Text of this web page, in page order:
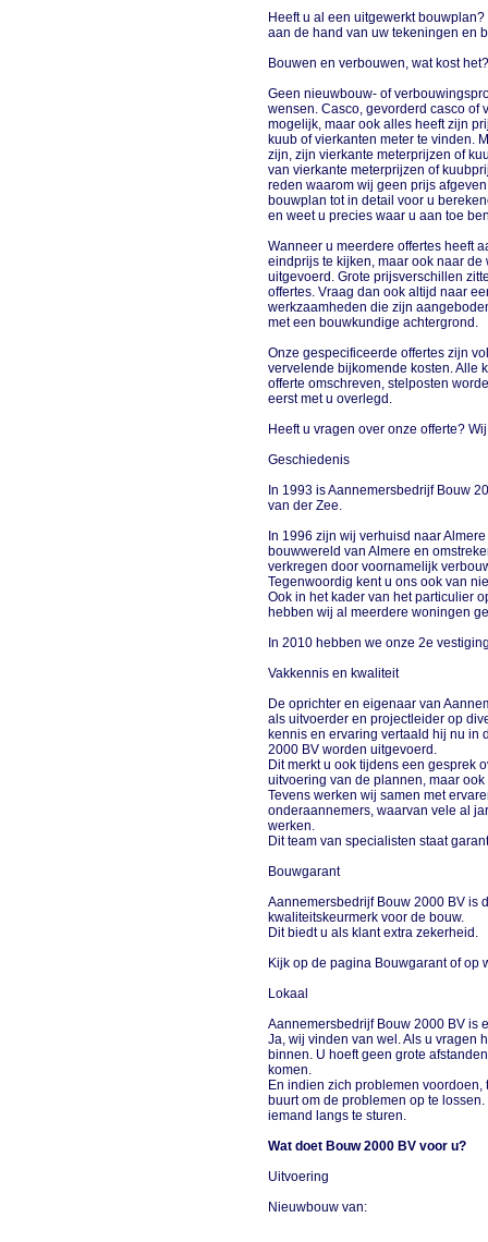
Heeft u al een uitgewerkt
aan de hand van uw tekeningen en
Bouwen en verbouwen, wat kost
Geen nieuwbouw- of
wensen. Casco, gevorderd casco of
mogelijk, maar ook alles heeft zijn
kuub of vierkanten meter te vinden.
zijn, zijn vierkante meterprijzen of
van vierkante meterprijzen of
reden waarom wij geen prijs
bouwplan tot in detail voor u
en weet u precies waar u aan toe
Wanneer u meerdere offertes heeft
eindprijs te kijken, maar ook naar
uitgevoerd. Grote prijsverschillen
offertes. Vraag dan ook altijd naar
werkzaamheden die zijn
met een bouwkundige achtergrond.
Onze gespecificeerde offertes zijn
vervelende bijkomende kosten. Alle
offerte omschreven, stelposten
eerst met u overlegd.
Heeft u vragen over onze offerte?
Geschiedenis
In 1993 is Aannemersbedrijf Bouw
van der Zee.
In 1996 zijn wij verhuisd naar
bouwwereld van Almere en
verkregen door voornamelijk
Tegenwoordig kent u ons ook van
Ook in het kader van het particulier
hebben wij al meerdere woningen
In 2010 hebben we onze 2e
Vakkennis en kwaliteit
De oprichter en eigenaar van
als uitvoerder en projectleider op
kennis en ervaring vertaald hij nu in
2000 BV worden uitgevoerd.
Dit merkt u ook tijdens een gesprek
uitvoering van de plannen, maar
Tevens werken wij samen met
onderaannemers, waarvan vele al
werken.
Dit team van specialisten staat
Bouwgarant
Aannemersbedrijf Bouw 2000 BV is
kwaliteitskeurmerk voor de bouw.
Dit biedt u als klant extra zekerheid.
Kijk op de pagina Bouwgarant of
Lokaal
Aannemersbedrijf Bouw 2000 BV is
Ja, wij vinden van wel. Als u vragen
binnen. U hoeft geen grote
komen.
En indien zich problemen
buurt om de problemen op te
iemand langs te sturen.
Wat doet Bouw 2000 BV voor u?
Uitvoering
Nieuwbouw van: